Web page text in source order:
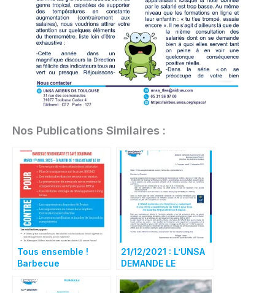
Nos Publications Similaires :
Tous ensemble !
Barbecue
gourmand le 1er avril
21/12/2021 : L’UNSA
DEMANDE LE
PRIME MACRON